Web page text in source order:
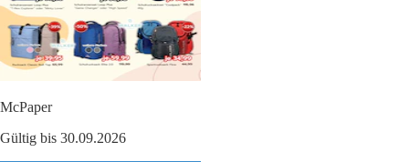
McPaper
Gültig bis 30.09.2026